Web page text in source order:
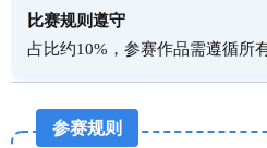
比赛规则遵守
占比约10%，参赛作品需遵循所
参赛规则